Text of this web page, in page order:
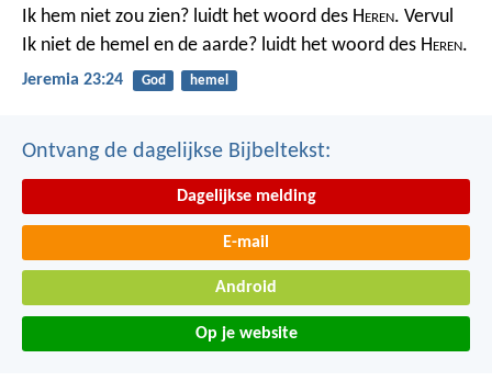
Ik hem niet zou zien? luidt het woord des Heren. Vervul
Ik niet de hemel en de aarde? luidt het woord des Heren.
Jeremia 23:24 God hemel
Ontvang de dagelijkse Bijbeltekst:
Dagelijkse melding
E-mail
Android
Op je website